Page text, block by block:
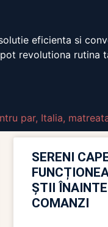
eficienta si
revolutiona rutina
par, Italia,
SERENI
ȘTII
COMANZI